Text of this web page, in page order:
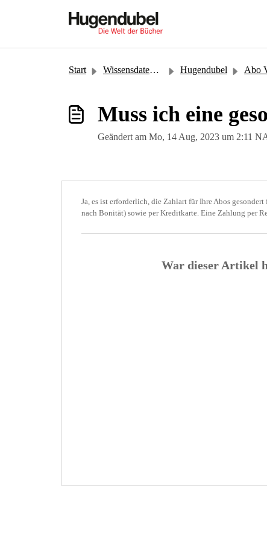
Start Wissensdatenbank Hugendubel Abo
Muss ich eine
Geändert am Mo, 14 Aug, 2023 um 2:11
Ja, es ist erforderlich, die Zahlart für Ihre Abos
nach Bonität) sowie per Kreditkarte. Eine Zahlung per
War dieser Artikel